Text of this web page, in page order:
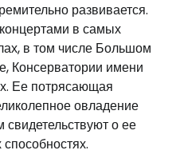
развивается.
в самых
в том числе Большом
Консерватории имени
Ее потрясающая
овладение
свидетельствуют о ее